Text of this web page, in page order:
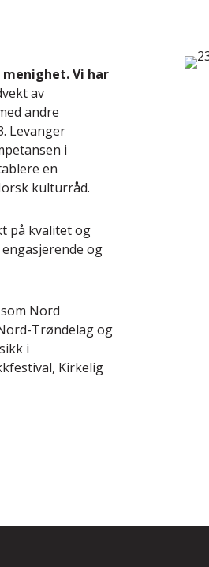
Vi har
av
andre
Levanger
i
en
kulturråd.
på kvalitet og
og
Nord
Trøndelag og
i
Kirkelig